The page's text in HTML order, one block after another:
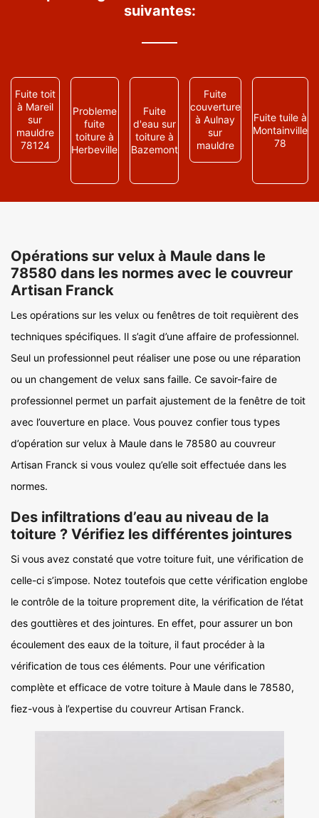
suivantes:
Fuite toit
à Mareil
sur
mauldre
78124
Probleme
fuite
toiture à
Herbeville
Fuite
d'eau sur
toiture à
Bazemont
Fuite
couverture
à Aulnay
sur
mauldre
Fuite tuile à
Montainville
78
Opérations sur velux à Maule dans le
78580 dans les normes avec le couvreur
Artisan Franck
Les opérations sur les velux ou fenêtres de toit requièrent des
techniques spécifiques. Il s’agit d’une affaire de professionnel.
Seul un professionnel peut réaliser une pose ou une réparation
ou un changement de velux sans faille. Ce savoir-faire de
professionnel permet un parfait ajustement de la fenêtre de toit
avec l’ouverture en place. Vous pouvez confier tous types
d’opération sur velux à Maule dans le 78580 au couvreur
Artisan Franck si vous voulez qu’elle soit effectuée dans les
normes.
Des infiltrations d’eau au niveau de la
toiture ? Vérifiez les différentes jointures
Si vous avez constaté que votre toiture fuit, une vérification de
celle-ci s’impose. Notez toutefois que cette vérification englobe
le contrôle de la toiture proprement dite, la vérification de l’état
des gouttières et des jointures. En effet, pour assurer un bon
écoulement des eaux de la toiture, il faut procéder à la
vérification de tous ces éléments. Pour une vérification
complète et efficace de votre toiture à Maule dans le 78580,
fiez-vous à l’expertise du couvreur Artisan Franck.